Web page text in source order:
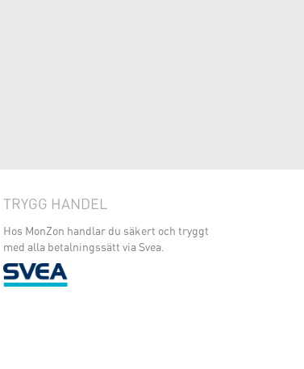
TRYGG HANDEL
Hos MonZon handlar du säkert och tryggt
med alla betalningssätt via Svea.